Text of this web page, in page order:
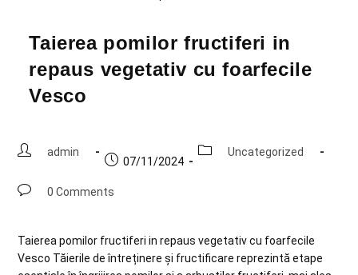
Taierea pomilor fructiferi in
repaus vegetativ cu foarfecile
Vesco
admin
07/11/2024
Uncategorized
0 Comments
Taierea pomilor fructiferi in repaus vegetativ cu foarfecile
Vesco Tăierile de întreținere și fructificare reprezintă etape